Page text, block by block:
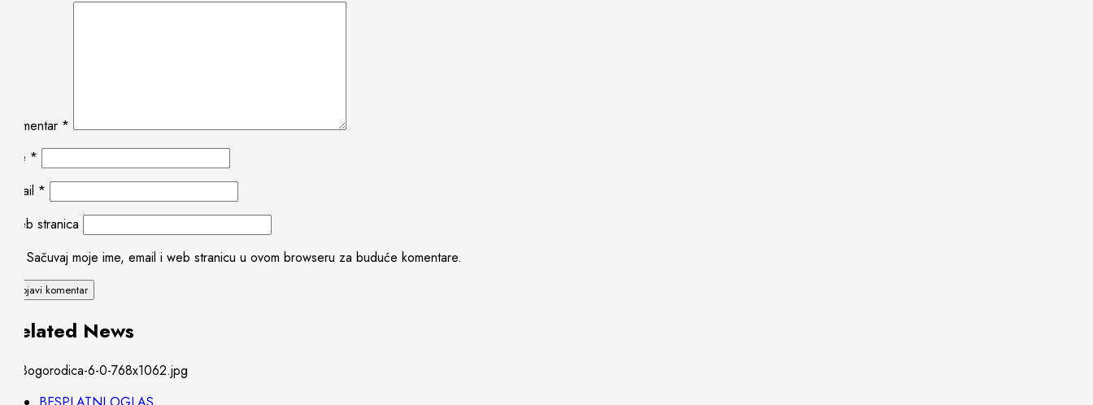
Komentar *
Ime *
Email *
Web stranica
Sačuvaj moje ime, email i web stranicu u ovom browseru za buduće komentare.
Related News